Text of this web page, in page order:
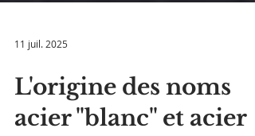
11 juil. 2025
L'origine des noms